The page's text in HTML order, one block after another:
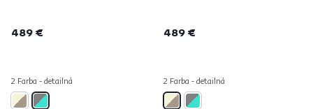
489 €
2 Farba - detailná
489 €
2 Farba - detailná